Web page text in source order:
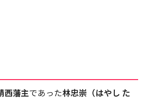
西藩主であった林忠崇（はやし た